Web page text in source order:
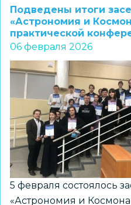
подвели
итоги
XLV
городской
научно-
научного
общества
учащихся
«Сибирь»
Подведены итоги
«Астрономия и
практической
06 февраля 2026
5 февраля состоялось
«Астрономия и